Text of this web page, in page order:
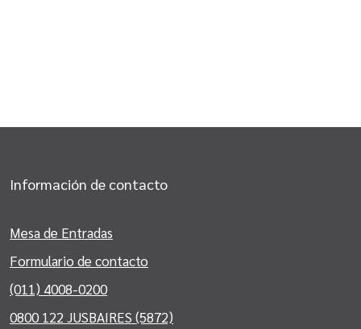
Información de contacto
Mesa de Entradas
Formulario de contacto
(011) 4008-0200
0800 122 JUSBAIRES (5872)